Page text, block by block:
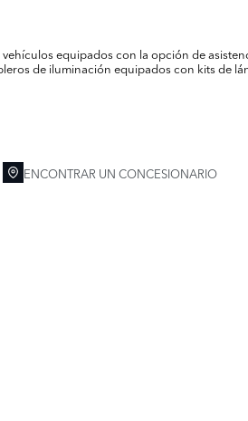
equipados con la opción de
de iluminación equipados con kits de
ENCONTRAR UN CONCESIONARIO